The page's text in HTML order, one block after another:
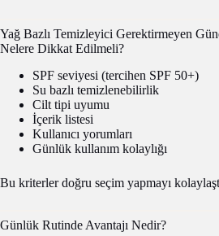
Yağ Bazlı Temizleyici Gerektirmeyen
Nelere Dikkat Edilmeli?
SPF seviyesi (tercihen SPF 50+)
Su bazlı temizlenebilirlik
Cilt tipi uyumu
İçerik listesi
Kullanıcı yorumları
Günlük kullanım kolaylığı
Bu kriterler doğru seçim yapmayı
Günlük Rutinde Avantajı Nedir?